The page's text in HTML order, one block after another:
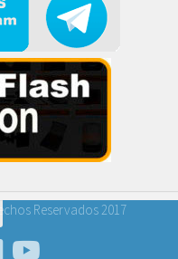
Reservados 2017